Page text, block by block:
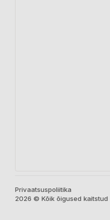
Privaatsuspoliitika
2026 © Kõik õigused kaitstud